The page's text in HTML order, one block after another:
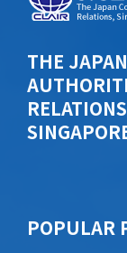
THE
POPU​​LAR